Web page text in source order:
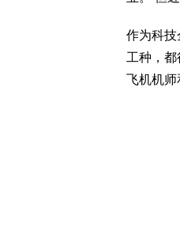
作为科技
工种，
飞机机师